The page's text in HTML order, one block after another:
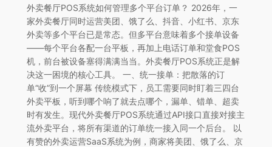
外卖餐厅POS系统如何管理多个平台订单？ 2026年，一
家外卖餐厅同时运营美团、饿了么、抖音、小红书、京东
外卖等多个平台已是常态。但多平台意味着多个接单设备
——每个平台各配一台平板，再加上电话订单和堂食POS
机，前台被设备塞得满满当当。外卖餐厅POS系统正是解
决这一困境的核心工具。 一、统一接单：把散落的订
单“收”到一个屏幕 传统模式下，员工需要同时盯着三四台
外卖平板，听到哪个响了就去点哪个，漏单、错单、超卖
时有发生。现代外卖餐厅POS系统通过API接口直接对接主
流外卖平台，将所有渠道的订单统一接入同一个后台。 以
有赞的外卖运营SaaS系统为例，商家将美团、饿了么、京